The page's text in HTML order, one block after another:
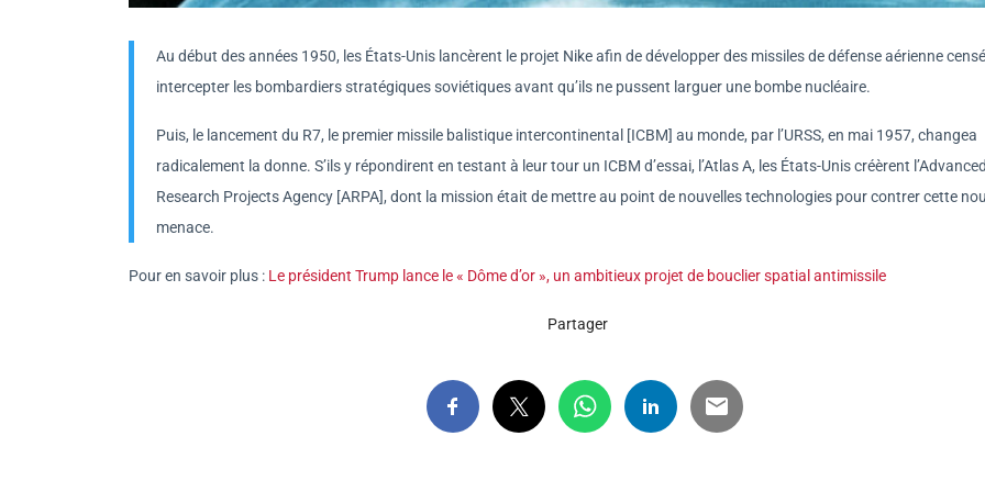
Au début des années 1950, les États-Unis lancèrent le projet Nike afin de développer des missiles de défense aérienne
intercepter les bombardiers stratégiques soviétiques avant qu’ils ne pussent larguer une bombe nucléaire.
Puis, le lancement du R7, le premier missile balistique intercontinental [ICBM] au monde, par l’URSS, en mai 1957, changea
radicalement la donne. S’ils y répondirent en testant à leur tour un ICBM d’essai, l’Atlas A, les États-Unis créèrent
Research Projects Agency [ARPA], dont la mission était de mettre au point de nouvelles technologies pour contrer cette
menace.
Pour en savoir plus : Le président Trump lance le « Dôme d’or », un ambitieux projet de bouclier spatial antimissile
Partager